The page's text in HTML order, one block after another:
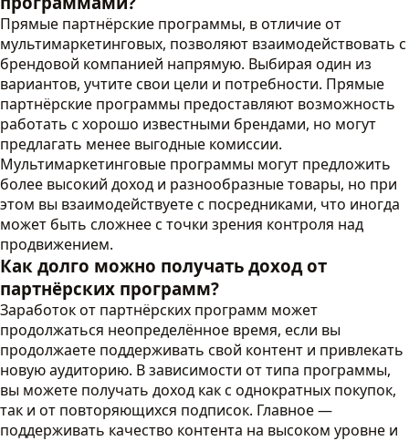
Прямые партнёрские программы, в отличие от
мультимаркетинговых, позволяют взаимодействовать с
брендовой компанией напрямую. Выбирая один из
вариантов, учтите свои цели и потребности. Прямые
партнёрские программы предоставляют возможность
работать с хорошо известными брендами, но могут
предлагать менее выгодные комиссии.
Мультимаркетинговые программы могут предложить
более высокий доход и разнообразные товары, но при
этом вы взаимодействуете с посредниками, что иногда
может быть сложнее с точки зрения контроля над
продвижением.
Как долго можно получать доход от
партнёрских программ?
Заработок от партнёрских программ может
продолжаться неопределённое время, если вы
продолжаете поддерживать свой контент и привлекать
новую аудиторию. В зависимости от типа программы,
вы можете получать доход как с однократных покупок,
так и от повторяющихся подписок. Главное —
поддерживать качество контента на высоком уровне и